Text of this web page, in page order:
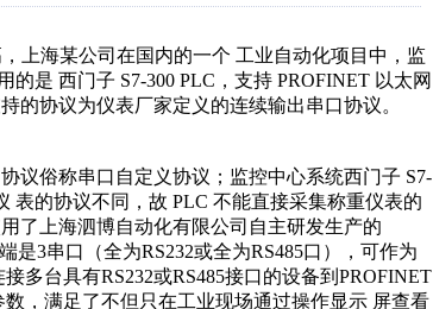
上海某公司在国内的一个 工业自动化项目中，监
的是 西门子 S7-300 PLC ，支持 PROFINET 以太网
的协议为仪表厂家定义的连续输出串口协议。
议俗称串口自定义协议；监控中心系统西门子 S7-
表的协议不同，故 PLC 不能直接采集称重仪表的
了上海泗博自动化有限公司自主研发生产的
是3串口（全为RS232或全为RS485口），可作为
接多台具有RS232或RS485接口的设备到 PROFINET
，满足了不但只在工业现场通过操作显示 屏查看